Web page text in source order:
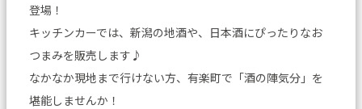
登場！
キッチンカーでは、新潟の地酒や、日本酒にぴったりなお
つまみを販売します♪
なかなか現地まで行けない方、有楽町で「酒の陣気分」を
堪能しませんか！